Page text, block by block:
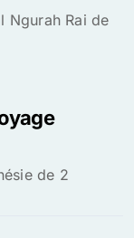
Ngurah Rai de
de 2